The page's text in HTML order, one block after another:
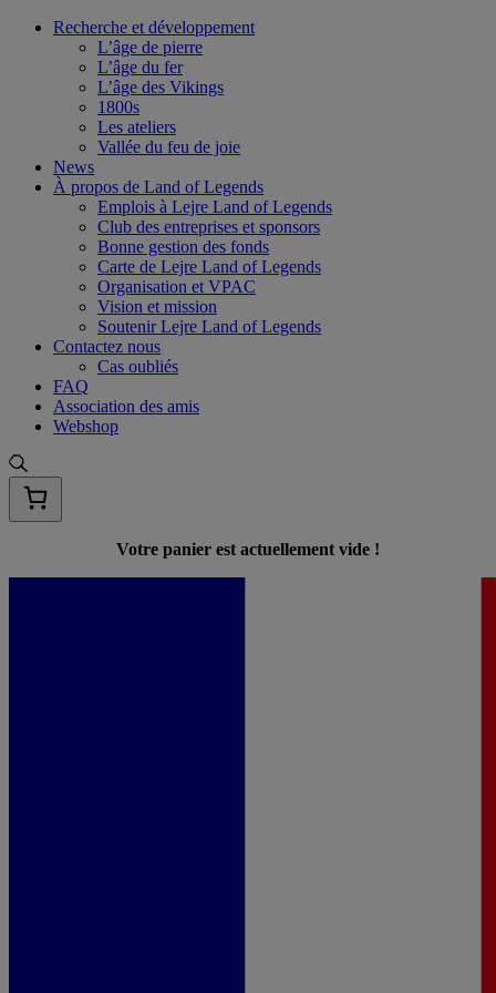
Skip
Recherche et développement
L’âge de pierre
L’âge du fer
L’âge des Vikings
1800s
Les ateliers
Vallée du feu de joie
News
À propos de Land of Legends
Emplois à Lejre Land of Legends
Club des entreprises et sponsors
Bonne gestion des fonds
Carte de Lejre Land of Legends
Organisation et VPAC
Vision et mission
Soutenir Lejre Land of Legends
Contactez nous
Cas oubliés
FAQ
Association des amis
Webshop
Votre panier est actuellement vide !